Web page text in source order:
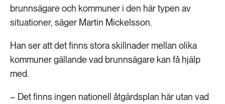
brunnsägare och kommuner i den här typen av
situationer, säger Martin Mickelsson.
Han ser att det finns stora skillnader mellan olika
kommuner gällande vad brunnsägare kan få hjälp
med.
– Det finns ingen nationell åtgärdsplan här utan vad